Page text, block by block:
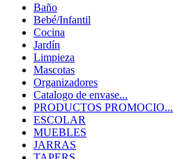
Baño
Bebé/Infantil
Cocina
Jardín
Limpieza
Mascotas
Organizadores
Catalogo de envase...
PRODUCTOS PROMOCIO...
ESCOLAR
MUEBLES
JARRAS